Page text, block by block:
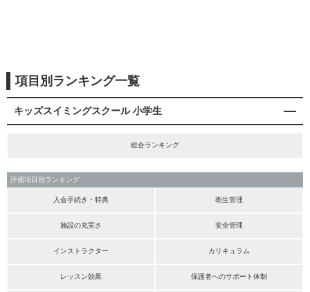
項目別ランキング一覧
キッズスイミングスクール 小学生
総合ランキング
評価項目別ランキング
入会手続き・特典 衛生管理
施設の充実さ 安全管理
インストラクター カリキュラム
レッスン効果 保護者へのサポート体制